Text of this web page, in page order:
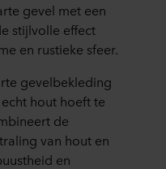
gevel met een
stijlvolle effect
en rustieke sfeer.
gevelbekleding
hout hoeft te
de
van hout en
en